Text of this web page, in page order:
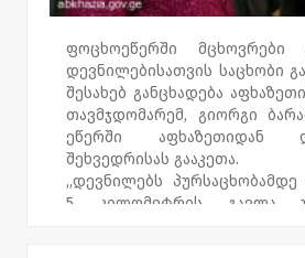
ფოცხოეწერში მცხოვრები
დევნილებისათვის საცხობი
შესახებ განცხადება
თავმჯდომარემ, გიორგი
ეწერში აფხაზეთიდან
შეხვედრისას გააკეთა.
,,დევნილებს
5 კილომეტრის გავლა